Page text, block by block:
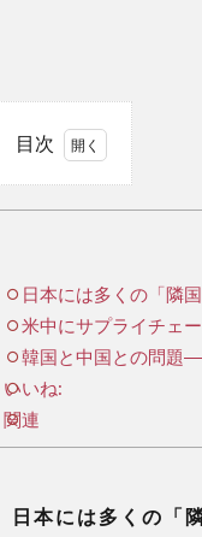
目次
日
くの
「隣
国」
あり
――
合え
日本には多くの「隣
米中にサプライチェー
韓国と中国との問題
いいね:
関連
日本には多くの「